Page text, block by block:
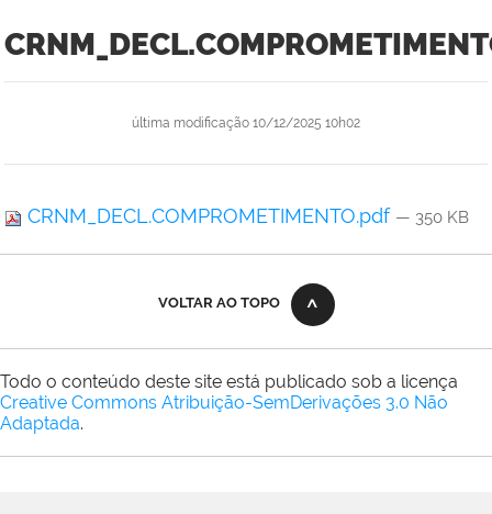
última modificação 10/12/2025 10h02
CRNM_DECL.COMPROMETIMENTO.pdf — 350 KB
VOLTAR AO TOPO
Todo o conteúdo deste site está publicado sob a licença
Creative Commons Atribuição-SemDerivações 3.0 Não
Adaptada.